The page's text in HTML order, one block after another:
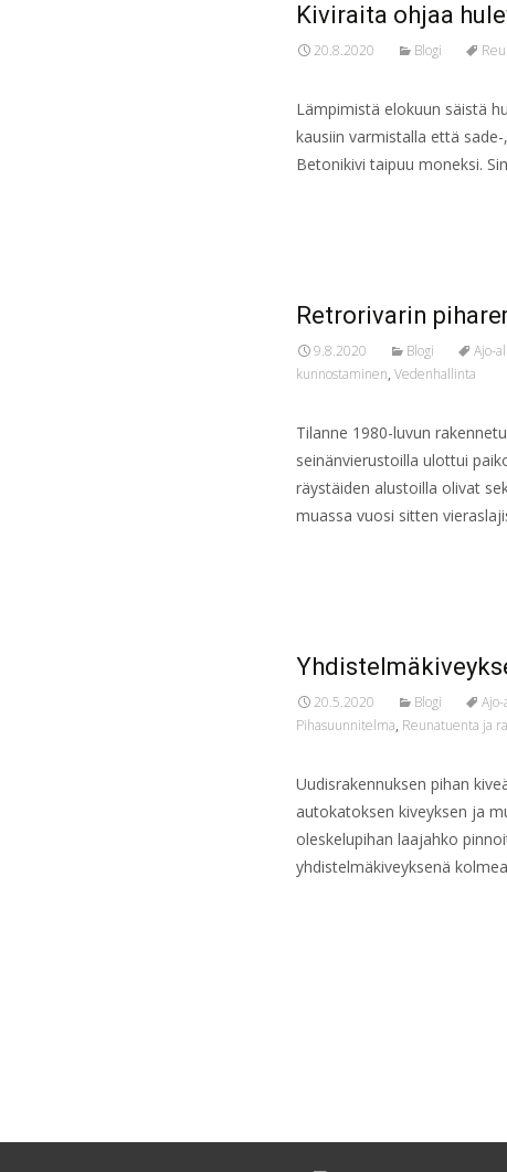
Kiviraita ohjaa
20.8.2020 Blogi
Lämpimistä elokuun säistä
kausiin varmistalla että
Betonikivi taipuu moneksi.
Retrorivarin
9.8.2020 Blogi Ajo-
kunnostaminen, Vedenhallinta
Tilanne 1980-luvun
seinänvierustoilla ulottui
räystäiden alustoilla olivat
muassa vuosi sitten
20.5.2020 Blogi
Pihasuunnitelma, Reunatuenta ja
Uudisrakennuksen pihan
autokatoksen kiveyksen ja
oleskelupihan laajahko
yhdistelmäkiveyksenä